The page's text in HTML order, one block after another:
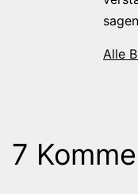
Alle
7